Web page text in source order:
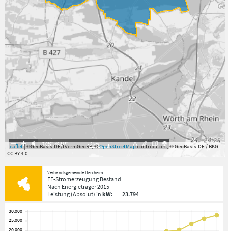
7.059°,49.813° 2km
Leaflet| ©GeoBasis-DE/LVermGeoRP, ©OpenStreetMapcontributors, © GeoBasis-DE / BKG
CC BY 4.0
Verbandsgemeinde Herxheim
EE-Stromerzeugung Bestand
Nach Energieträger2015
Leistung(Absolut) in kW: 23.794